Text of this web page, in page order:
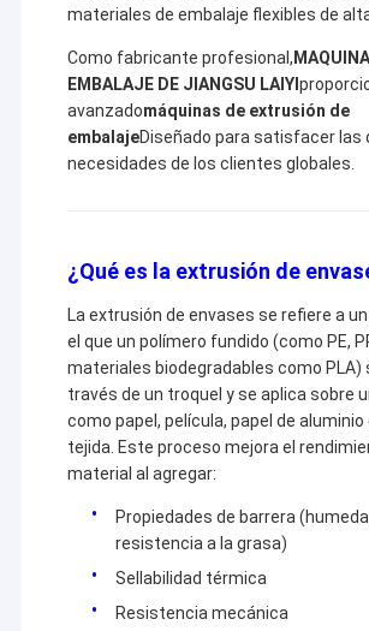
materiales de embalaje flexibles de
Como fabricante profesional,
EMBALAJE DE JIANGSU LAIYI
avanzadomáquinas de extrusión de
embalajeDiseñado para satisfacer las
necesidades de los clientes globales.
¿Qué es la extrusión de
La extrusión de envases se refiere a
el que un polímero fundido (como PE,
materiales biodegradables como PLA)
través de un troquel y se aplica sobre
como papel, película, papel de aluminio
tejida. Este proceso mejora el
material al agregar:
Propiedades de barrera
resistencia a la grasa)
Sellabilidad térmica
Resistencia mecánica